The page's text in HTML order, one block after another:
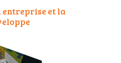
entreprise et la